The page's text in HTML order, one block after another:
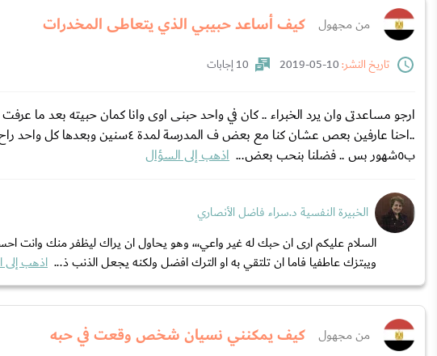
من مجهول كيف أساعد حبيبي الذي يتعاطى المخدرات
تاريخ النشر:
10 إجابات
..احنا عارفين بعص عشان كنا مع بعض ف
ب٥شهور بس .. فضلنا بنحب بعض...
اذهب إلى السؤال
الخبيرة النفسية د.سراء فاضل الأنصاري
السلام عليكم ارى ان حبك له غير واعي،،، وهو يحاول ان يراك ليظفر منك
ويبتزك عاطفيا فاما ان تلتقي به او الترك افضل ولكنه يجعل الذنب ذ... اذهب إلى
من مجهول كيف يمكنني نسيان شخص وقعت في حبه